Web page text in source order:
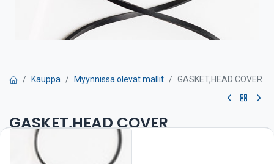
Kauppa Myynnissa olevat mallit GASKET,HEAD COVER
GASKET,HEAD COVER
Venttiilivälykset on tarkistettava huolto-ohjeen mukaan